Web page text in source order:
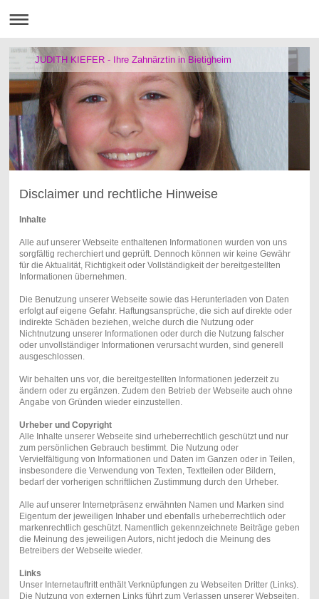
JUDITH KIEFER - Ihre Zahnärztin in Bietigheim
Disclaimer und rechtliche Hinweise
Inhalte
Alle auf unserer Webseite enthaltenen Informationen wurden von uns
sorgfältig recherchiert und geprüft. Dennoch können wir keine Gewähr
für die Aktualität, Richtigkeit oder Vollständigkeit der bereitgestellten
Informationen übernehmen.
Die Benutzung unserer Webseite sowie das Herunterladen von Daten
erfolgt auf eigene Gefahr. Haftungsansprüche, die sich auf direkte oder
indirekte Schäden beziehen, welche durch die Nutzung oder
Nichtnutzung unserer Informationen oder durch die Nutzung falscher
oder unvollständiger Informationen verursacht wurden, sind generell
ausgeschlossen.
Wir behalten uns vor, die bereitgestellten Informationen jederzeit zu
ändern oder zu ergänzen. Zudem den Betrieb der Webseite auch ohne
Angabe von Gründen wieder einzustellen.
Urheber und Copyright
Alle Inhalte unserer Webseite sind urheberrechtlich geschützt und nur
zum persönlichen Gebrauch bestimmt. Die Nutzung oder
Vervielfältigung von Informationen und Daten im Ganzen oder in Teilen,
insbesondere die Verwendung von Texten, Textteilen oder Bildern,
bedarf der vorherigen schriftlichen Zustimmung durch den Urheber.
Alle auf unserer Internetpräsenz erwähnten Namen und Marken sind
Eigentum der jeweiligen Inhaber und ebenfalls urheberrechtlich oder
markenrechtlich geschützt. Namentlich gekennzeichnete Beiträge geben
die Meinung des jeweiligen Autors, nicht jedoch die Meinung des
Betreibers der Webseite wieder.
Links
Unser Internetauftritt enthält Verknüpfungen zu Webseiten Dritter (Links).
Die Nutzung von externen Links führt zum Verlassen unserer Webseiten.